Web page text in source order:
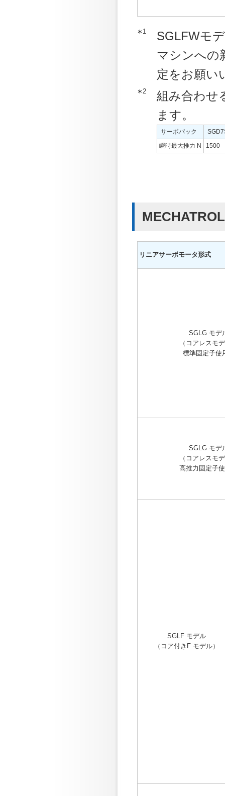
∗1
SGLFWモ
マシンへの
定をお願い
∗2
組み合わせ
ます。
サーボパック
瞬時最大推力 N
1500
リニアサーボモータ形式
SGLG モデ
（コアレスモ
標準固定子使
SGLG モデ
（コアレスモ
高推力固定子
SGLF モデル
（コア付きF モデル）